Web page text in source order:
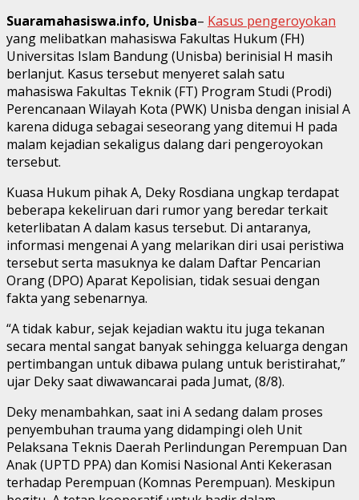
Suaramahasiswa.info, Unisba– Kasus pengeroyokan
yang melibatkan mahasiswa Fakultas Hukum (FH)
Universitas Islam Bandung (Unisba) berinisial H masih
berlanjut. Kasus tersebut menyeret salah satu
mahasiswa Fakultas Teknik (FT) Program Studi (Prodi)
Perencanaan Wilayah Kota (PWK) Unisba dengan inisial A
karena diduga sebagai seseorang yang ditemui H pada
malam kejadian sekaligus dalang dari pengeroyokan
tersebut.
Kuasa Hukum pihak A, Deky Rosdiana ungkap terdapat
beberapa kekeliruan dari rumor yang beredar terkait
keterlibatan A dalam kasus tersebut. Di antaranya,
informasi mengenai A yang melarikan diri usai peristiwa
tersebut serta masuknya ke dalam Daftar Pencarian
Orang (DPO) Aparat Kepolisian, tidak sesuai dengan
fakta yang sebenarnya.
“A tidak kabur, sejak kejadian waktu itu juga tekanan
secara mental sangat banyak sehingga keluarga dengan
pertimbangan untuk dibawa pulang untuk beristirahat,”
ujar Deky saat diwawancarai pada Jumat, (8/8).
Deky menambahkan, saat ini A sedang dalam proses
penyembuhan trauma yang didampingi oleh Unit
Pelaksana Teknis Daerah Perlindungan Perempuan Dan
Anak (UPTD PPA) dan Komisi Nasional Anti Kekerasan
terhadap Perempuan (Komnas Perempuan). Meskipun